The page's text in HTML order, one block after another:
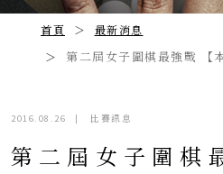
首頁 最新消息
第二屆女子圍棋最強戰 【
2016.08.26 | 比賽訊息
第二屆女子圍棋